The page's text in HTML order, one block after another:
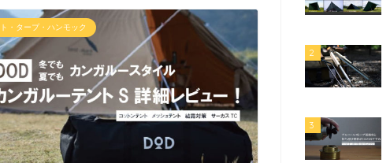
・タープ・ハンモック
2
3